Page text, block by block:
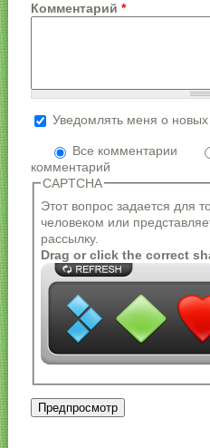
Комментарий *
Более подробная
Формат текста
Адреса страниц и
автоматически
Разрешённые HTML-
<blockquote>
Строки и параграфы
Уведомлять меня о
Все комментарии
комментарий
CAPTCHA
Этот вопрос задается для
человеком или
рассылку.
Drag or click the correct